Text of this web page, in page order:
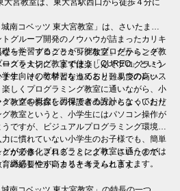
南コベッツ 東大宮教室」は、さいたまの
グループ開発のノウハウが詰まったカリキ
を学習することが可能なプログラミング教
グラミング教室で使う「QUREO」という
生向けの教材となっており、１つのレッス
った「プログラミング教室」だからこそ、
スを大切に、まずは楽しんでプログラミン
す。そして学習を進めると難易度の高いゲ
しくプログラミング教室に通いながら、小
ングの概念を習得できる設計となっており
教室をお探しの保護者の方からよくいただ
教室というと、小学生にはパソコン操作が
ですが、ビジュアルプログラミング環境と
に慣れていない小学生のお子様でも、簡単
ができ、プログラミング教室に通うのがは
継続しやすいカリキュラムと言えます。
が必修化されることにより、さいたまで
の必要性が高まると考えられます。